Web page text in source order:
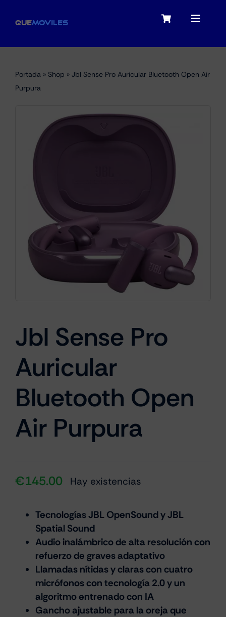
Toggle
My account
Checkout
Toggle
Smartwatches
Cámaras
Marcas
Portada » Shop » Jbl Sense Pro Auricular Bluetooth Open Air
Purpura
Jbl Sense Pro
Auricular
Bluetooth Open
Air Purpura
€145.00 Hay existencias
Tecnologías JBL OpenSound y JBL
Spatial Sound
Audio inalámbrico de alta resolución con
refuerzo de graves adaptativo
Llamadas nítidas y claras con cuatro
micrófonos con tecnología 2.0 y un
algoritmo entrenado con IA
Gancho ajustable para la oreja que